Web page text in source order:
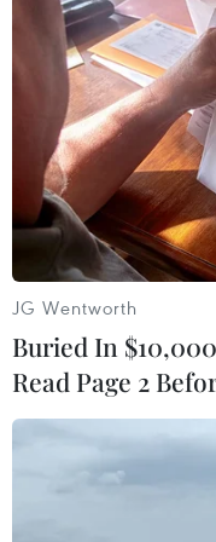
Vận tải biển toàn
chấp căng thẳng
09/08/2026 02:06
Canada chạy đua
trước khi thuế quan
hiệu lực
09/08/2026 02:03
Khoa học công
động lực mới của
09/08/2026 02:01
JG Wentworth
Buried In
Read Page 2